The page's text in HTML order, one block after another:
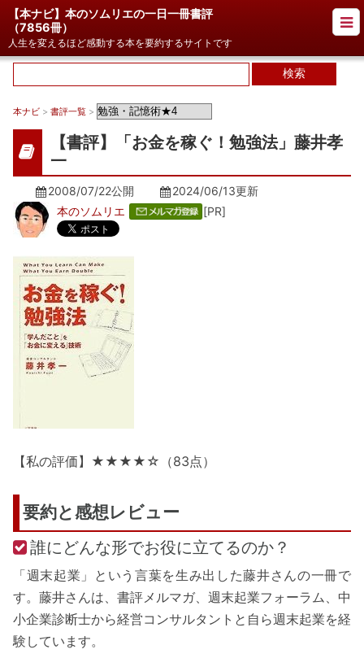
【本ナビ】本のソムリエの一日一冊書評
（7856冊）
人生を変えるほど感動する本を要約するサイトです
本ナビ > 書評一覧 >
【書評】「お金を稼ぐ！勉強法」藤井孝
一
2008/07/22公開 2024/06/13更新
本のソムリエ
[PR]
【私の評価】★★★★☆（83点）
要約と感想レビュー
誰にどんな形でお役に立てるのか？
「週末起業」という言葉を生み出した藤井さんの一冊で
す。藤井さんは、書評メルマガ、週末起業フォーラム、中
小企業診断士から経営コンサルタントと自ら週末起業を経
験しています。